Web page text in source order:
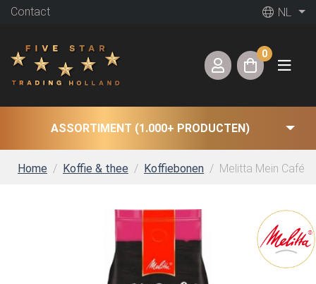
Contact NL
0
ASSORTIMENT (1.000+ PRODUCTEN)
Home Koffie & thee Koffiebonen Melitta Mein Café